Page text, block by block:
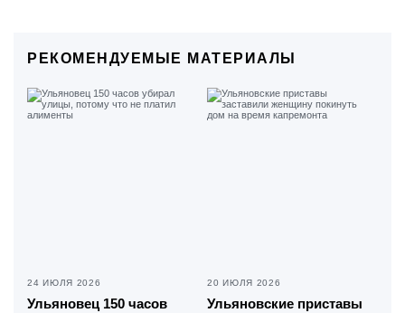
РЕКОМЕНДУЕМЫЕ МАТЕРИАЛЫ
24 ИЮЛЯ 2026
Ульяновец 150 часов
20 ИЮЛЯ 2026
Ульяновские приставы